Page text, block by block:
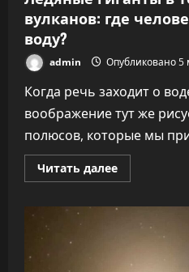
вулканов: где
воду?
admin Опубликовано 5
Когда речь заходит о
воображение тут же
полюсов, которые мы
Читать далееПрочитать
больше
гиганты